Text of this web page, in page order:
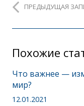
ПРЕДЫДУЩАЯ
Похожие
Что важнее —
мир?
12.01.2021